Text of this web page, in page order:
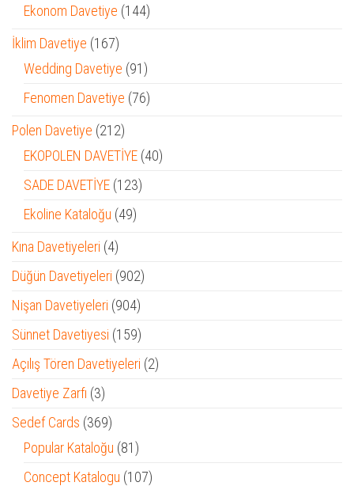
Ekonom Davetiye 144144
İklim Davetiye 167167
ürün
Wedding Davetiye 9191
ürün
Fenomen Davetiye 7676
Polen Davetiye 212212
ürün
EKOPOLEN DAVETİYE 4040
SADE DAVETİYE 123123
Ekoline Kataloğu 4949
Kına Davetiyeleri 44
ürün
Düğün Davetiyeleri 902902
Nişan Davetiyeleri 904904
ürün
Sünnet Davetiyesi 159159
ürün
Açılış Tören Davetiyeleri 22
Davetiye Zarfı 33
ürün
Sedef Cards 369369
ürün
Popular Kataloğu 8181
ürün
Concept Katalogu 107107